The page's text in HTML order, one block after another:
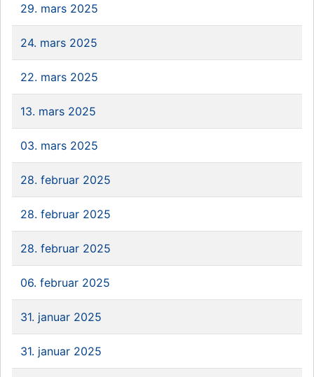
29. mars 2025
24. mars 2025
22. mars 2025
13. mars 2025
03. mars 2025
28. februar 2025
28. februar 2025
28. februar 2025
06. februar 2025
31. januar 2025
31. januar 2025